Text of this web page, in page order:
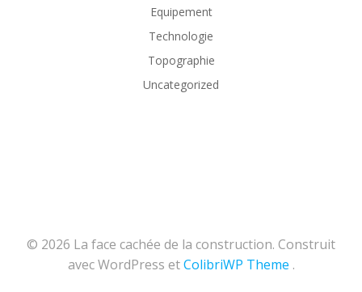
Equipement
Technologie
Topographie
Uncategorized
© 2026 La face cachée de la construction. Construit
avec WordPress etColibriWP Theme .